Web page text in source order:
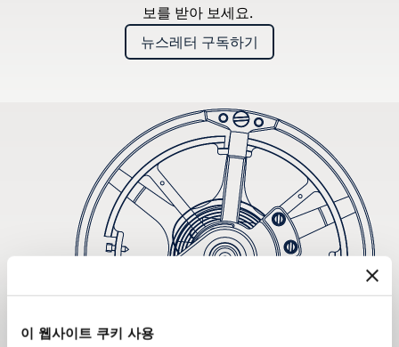
이 웹사이트 쿠키 사용
보를 받아 보세요.
뉴스레터 구독하기